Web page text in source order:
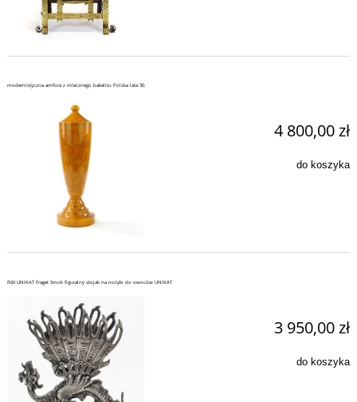
modernistyczna amfora z mlecznego bakelitu Polska lata 30.
4 800,00 zł
do koszyka
R6X UNIKAT Fraget Smok figuralny stojak na nożyki do owoców UNIKAT
3 950,00 zł
do koszyka